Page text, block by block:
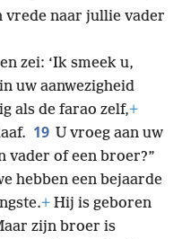
vrede naar jullie vader
zei: ‘Ik smeek u,
uw aanwezigheid
als de farao zelf,+
19 U vroeg aan uw
vader of een broer?”
hebben een bejaarde
+ Hij is geboren
zijn broer is